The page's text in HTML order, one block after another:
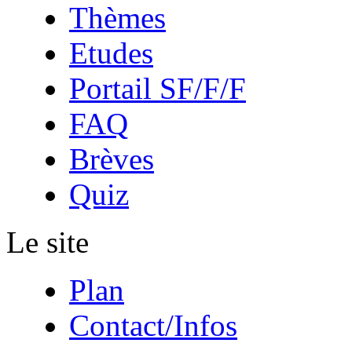
Thèmes
Etudes
Portail SF/F/F
FAQ
Brèves
Quiz
Le site
Plan
Contact/Infos